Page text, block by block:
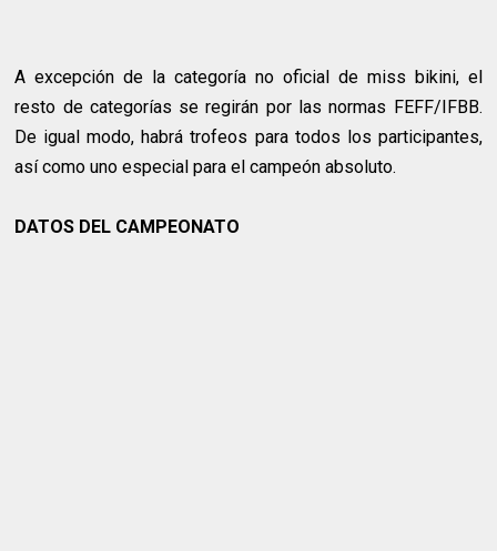
A excepción de la categoría no oficial de miss bikini, el
resto de categorías se regirán por las normas FEFF/IFBB.
De igual modo, habrá trofeos para todos los participantes,
así como uno especial para el campeón absoluto.
DATOS DEL CAMPEONATO